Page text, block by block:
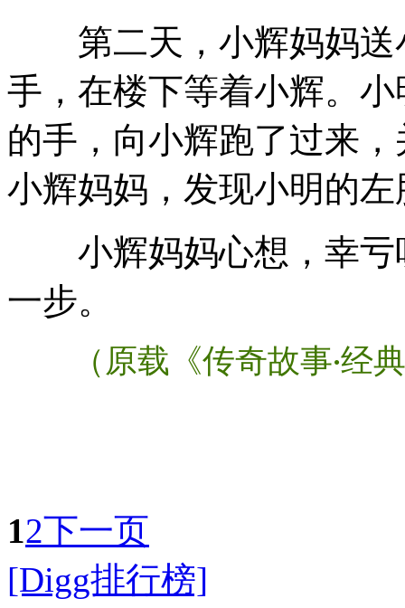
第二天，小辉妈妈送
手，在楼下等着小辉。
的手，向小辉跑了过来
小辉妈妈，发现小明的
小辉妈妈心想，幸亏
一步。
（原载《传奇故事·经
12下一页
[Digg排行榜]